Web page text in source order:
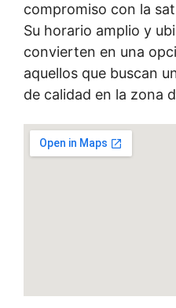
compromiso con la
Su horario amplio y
convierten en una
aquellos que buscan
de calidad en la zona